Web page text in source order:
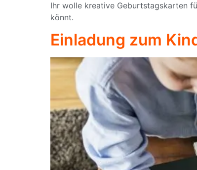
Ihr wolle kreative Geburtstagskarten
könnt.
Einladung zum